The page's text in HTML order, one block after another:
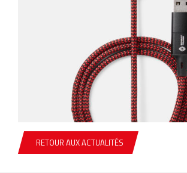
RETOUR AUX ACTUALITÉS